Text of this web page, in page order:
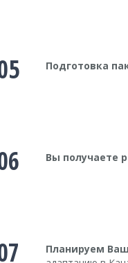
Подготовка
Вы получаете
Планируем